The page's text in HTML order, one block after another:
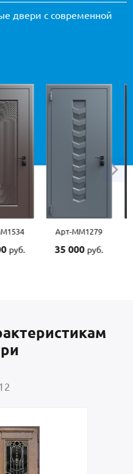
двери с современной
Арт-ММ1279
35 000руб.
12